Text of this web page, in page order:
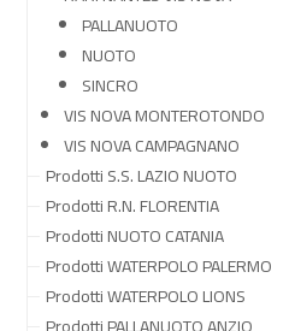
PALLANUOTO
NUOTO
SINCRO
VIS NOVA MONTEROTONDO
VIS NOVA CAMPAGNANO
Prodotti S.S. LAZIO NUOTO
Prodotti R.N. FLORENTIA
Prodotti NUOTO CATANIA
Prodotti WATERPOLO PALERMO
Prodotti WATERPOLO LIONS